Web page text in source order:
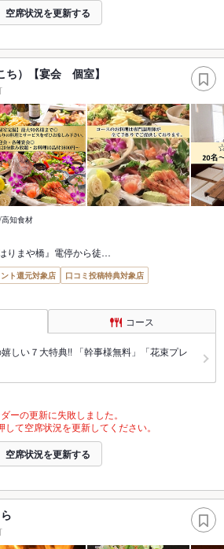
空席状況を更新する
）【宴会 個室】
知食材
りまや橋』電停から徒…
ト還元対象店
口コミ投稿特典対象店
コース
しい７大特典!! 「幹事様無料」「花束プレ
ーの更新に失敗しました。
て空席状況を更新してください。
空席状況を更新する